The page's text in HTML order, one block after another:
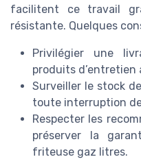
facilitent ce travail
résistante. Quelques
Privilégier une
produits d’entretien
Surveiller le stock
toute interruption
Respecter les
préserver la
friteuse gaz litres.